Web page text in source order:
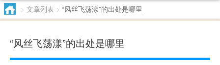
> 文章列表 > “风丝飞荡漾”的出处是哪里
“风丝飞荡漾”的出处是哪里